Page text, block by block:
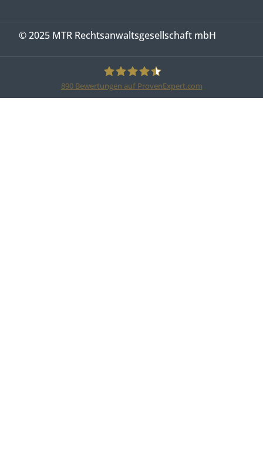
© 2025 MTR Rechtsanwaltsgesellschaft mbH
890Bewertungen auf ProvenExpert.com